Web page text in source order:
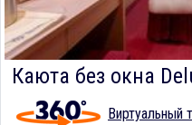
Каюта без окна
Виртуальный